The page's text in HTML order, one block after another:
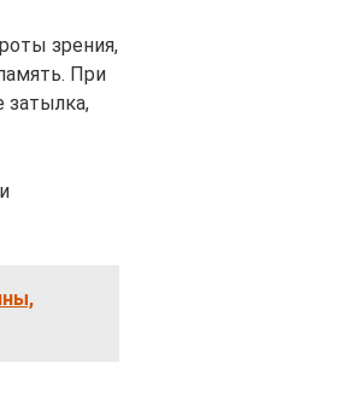
зрения,
При
затылка,